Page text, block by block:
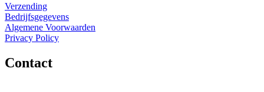
Verzending
Bedrijfsgegevens
Algemene Voorwaarden
Privacy Policy
Contact